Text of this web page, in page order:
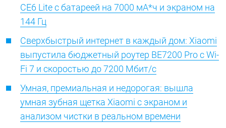
CE6 Lite с батареей на 7000 мА*ч и экраном на
144 Гц
Сверхбыстрый интернет в каждый дом: Xiaomi
выпустила бюджетный роутер BE7200 Pro с Wi-
Fi 7 и скоростью до 7200 Мбит/с
Умная, премиальная и недорогая: вышла
умная зубная щетка Xiaomi с экраном и
анализом чистки в реальном времени